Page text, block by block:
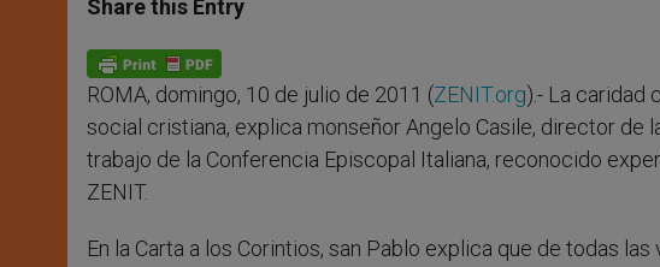
s
p
p
e
g
e
r
b
o
k
Share this Entry
ROMA, domingo, 10 de julio de 2011 (ZENIT.org).- La caridad
social cristiana, explica monseñor Angelo Casile, director de
trabajo de la Conferencia Episcopal Italiana, reconocido
ZENIT.
En la Carta a los Corintios, san Pablo explica que de todas